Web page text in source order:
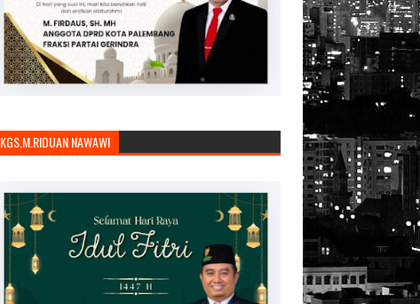
KGS.M.RIDUAN NAWAWI